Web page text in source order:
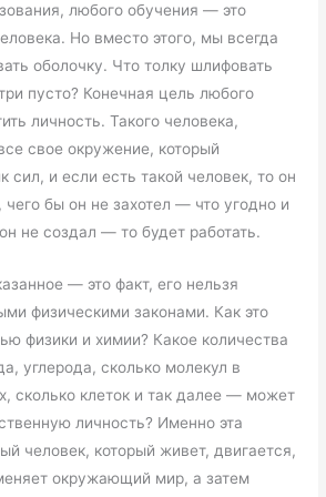
любого обучения — это
Но вместо этого, мы всегда
оболочку. Что толку шлифовать
пусто? Конечная цель любого
личность. Такого человека,
свое окружение, который
сил, и если есть такой человек, то он
бы он не захотел — что угодно и
не создал — то будет работать.
— это факт, его нельзя
физическими законами. Как это
физики и химии? Какое количества
углерода, сколько молекул в
сколько клеток и так далее — может
личность? Именно эта
человек, который живет, двигается,
окружающий мир, а затем